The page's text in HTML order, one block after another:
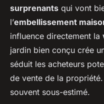
surprenants qui vont
l’embellissement
influence directement la
jardin bien conçu crée
séduit les acheteurs
de vente de la
souvent sous-estimé.